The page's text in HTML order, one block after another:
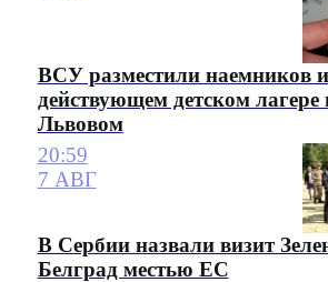
ВСУ разместили наемников
действующем детском лагере
Львовом
20:59
7 АВГ
В Сербии назвали визит
Белград местью ЕС